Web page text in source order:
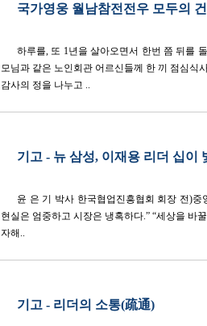
국가영웅 월남참전전우 모두의
하루를, 또 1년을 살아오면서 한번 쯤 뒤를
모님과 같은 노인회관 어르신들께 한 끼 점심식
감사의 정을 나누고 ..
기고 - 뉴 삼성, 이재용 리더 십이
윤 은 기 박사 한국협업진흥협회 회장 전)
현실은 엄중하고 시장은 냉혹하다.” “세상을 바
자해..
기고 - 리더의 소통(疏通)